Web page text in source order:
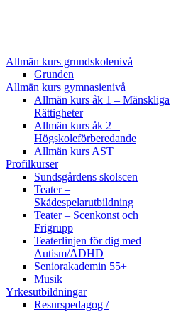
Allmän kurs grundskolenivå
Grunden
Allmän kurs gymnasienivå
Allmän kurs åk 1 – Mänskliga
Rättigheter
Allmän kurs åk 2 –
Högskoleförberedande
Allmän kurs AST
Profilkurser
Sundsgårdens skolscen
Teater –
Skådespelarutbildning
Teater – Scenkonst och
Frigrupp
Teaterlinjen för dig med
Autism/ADHD
Seniorakademin 55+
Musik
Yrkesutbildningar
Resurspedagog /